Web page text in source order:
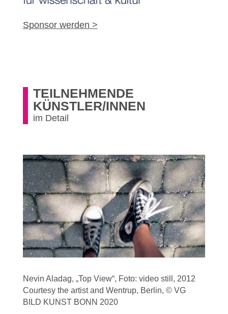
Sponsor werden >
TEILNEHMENDE
KÜNSTLER/INNEN
im Detail
Nevin Aladag, „Top View“, Foto: video still, 2012
Courtesy the artist and Wentrup, Berlin, © VG
BILD KUNST BONN 2020